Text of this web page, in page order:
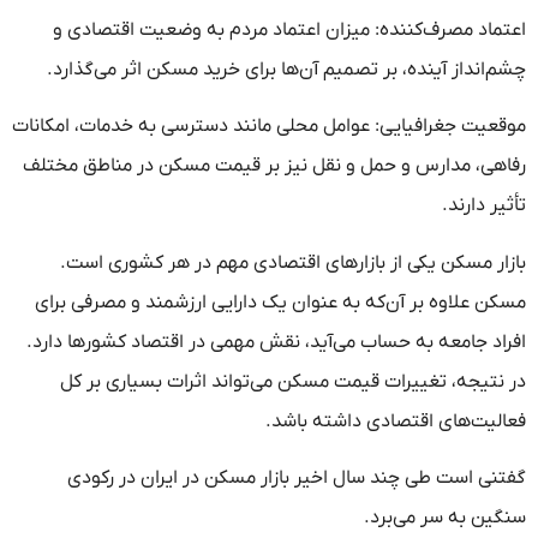
اعتماد مصرف‌کننده: میزان اعتماد مردم به وضعیت اقتصادی و
چشم‌انداز آینده، بر تصمیم آن‌ها برای خرید مسکن اثر می‌گذارد.
موقعیت جغرافیایی: عوامل محلی مانند دسترسی به خدمات، امکانات
رفاهی، مدارس و حمل و نقل نیز بر قیمت مسکن در مناطق مختلف
تأثیر دارند.
بازار مسکن یکی از بازارهای اقتصادی مهم در هر کشوری است.
مسکن علاوه بر آن‌که به عنوان یک دارایی ارزشمند و مصرفی برای
افراد جامعه به حساب می‌آید، نقش مهمی در اقتصاد کشورها دارد.
در نتیجه، تغییرات قیمت مسکن می‌تواند اثرات بسیاری بر کل
فعالیت‌های اقتصادی داشته باشد.
گفتنی است طی چند سال اخیر بازار مسکن در ایران در رکودی
سنگین به سر می‌برد.